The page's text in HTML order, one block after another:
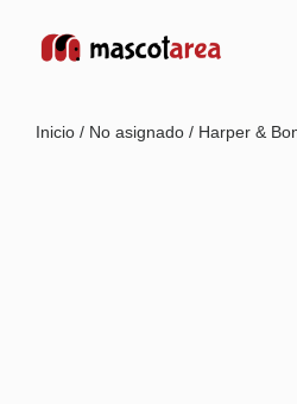
Inicio / No asignado / Harper &